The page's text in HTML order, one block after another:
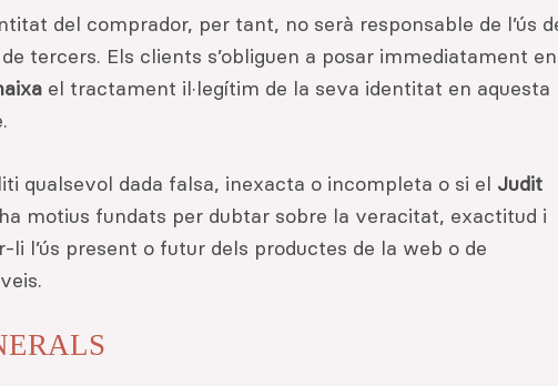
del comprador, per tant, no serà responsable de l’ús
tercers. Els clients s’obliguen a posar immediatament en
el tractament il·legítim de la seva identitat en aquesta
qualsevol dada falsa, inexacta o incompleta o si el Judit
motius fundats per dubtar sobre la veracitat, exactitud i
l’ús present o futur dels productes de la web o de